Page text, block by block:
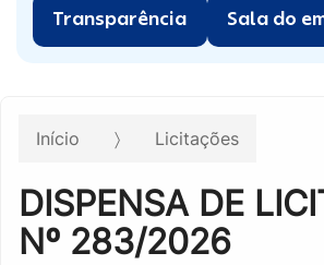
Transparência Sala do
Início Licitações
DISPENSA DE
Nº 283/2026